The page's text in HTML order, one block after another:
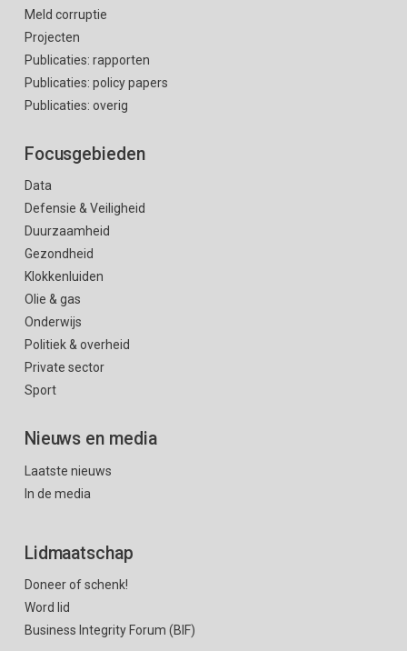
Meld corruptie
Projecten
Publicaties: rapporten
Publicaties: policy papers
Publicaties: overig
Focusgebieden
Data
Defensie & Veiligheid
Duurzaamheid
Gezondheid
Klokkenluiden
Olie & gas
Onderwijs
Politiek & overheid
Private sector
Sport
Nieuws en media
Laatste nieuws
In de media
Lidmaatschap
Doneer of schenk!
Word lid
Business Integrity Forum (BIF)